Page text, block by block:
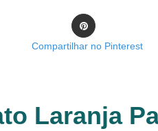
Compartilhar no Pinterest
Laranja